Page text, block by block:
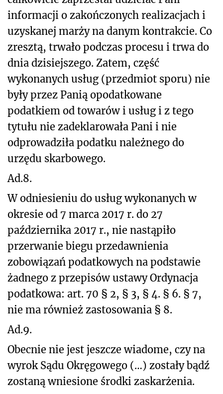
informacji o zakończonych realizacjach i
uzyskanej marży na danym kontrakcie. Co
zresztą, trwało podczas procesu i trwa do
dnia dzisiejszego. Zatem, część
wykonanych usług (przedmiot sporu) nie
były przez Panią opodatkowane
podatkiem od towarów i usług i z tego
tytułu nie zadeklarowała Pani i nie
odprowadziła podatku należnego do
urzędu skarbowego.
Ad.8.
W odniesieniu do usług wykonanych w
okresie od 7 marca 2017 r. do 27
października 2017 r., nie nastąpiło
przerwanie biegu przedawnienia
zobowiązań podatkowych na podstawie
żadnego z przepisów ustawy Ordynacja
podatkowa: art. 70 § 2, § 3, § 4. § 6. § 7,
nie ma również zastosowania § 8.
Ad.9.
Obecnie nie jest jeszcze wiadome, czy na
wyrok Sądu Okręgowego (…) zostały bądź
zostaną wniesione środki zaskarżenia.